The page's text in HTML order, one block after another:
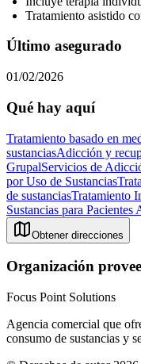
Tratamiento asistido
Último asegurado
01/02/2026
Qué hay aquí
Tratamiento basado en
sustanciasAdicción y
GrupalServicios de
por Uso de Sustancias
de sustanciasTratamiento
Sustancias para Pacientes
Obtener direcciones
Organización
Focus Point Solutions
Agencia comercial que
consumo de sustancias y